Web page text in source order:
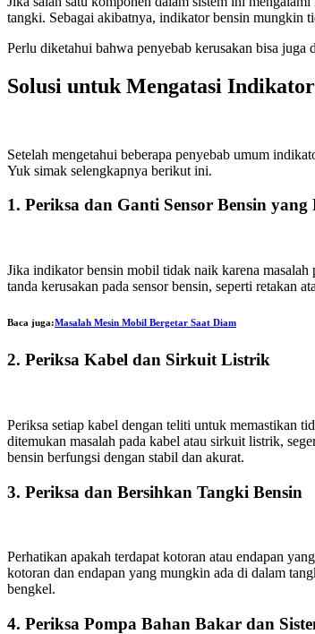
tangki. Sebagai akibatnya, indikator bensin mungkin
Perlu diketahui bahwa penyebab kerusakan bisa
Solusi untuk Mengatasi
Setelah mengetahui beberapa penyebab umum
Yuk simak selengkapnya berikut ini.
1. Periksa dan Ganti Sensor Bensin yang
Jika indikator bensin mobil tidak naik karena masalah
tanda kerusakan pada sensor bensin, seperti retakan
Baca juga:Masalah Mesin Mobil Bergetar Saat Diam
2. Periksa Kabel dan Sirkuit Listrik
Periksa setiap kabel dengan teliti untuk memastikan
ditemukan masalah pada kabel atau sirkuit listrik,
bensin berfungsi dengan stabil dan akurat.
3. Periksa dan Bersihkan Tangki Bensin
Perhatikan apakah terdapat kotoran atau endapan
kotoran dan endapan yang mungkin ada di dalam
bengkel.
4. Periksa Pompa Bahan Bakar dan